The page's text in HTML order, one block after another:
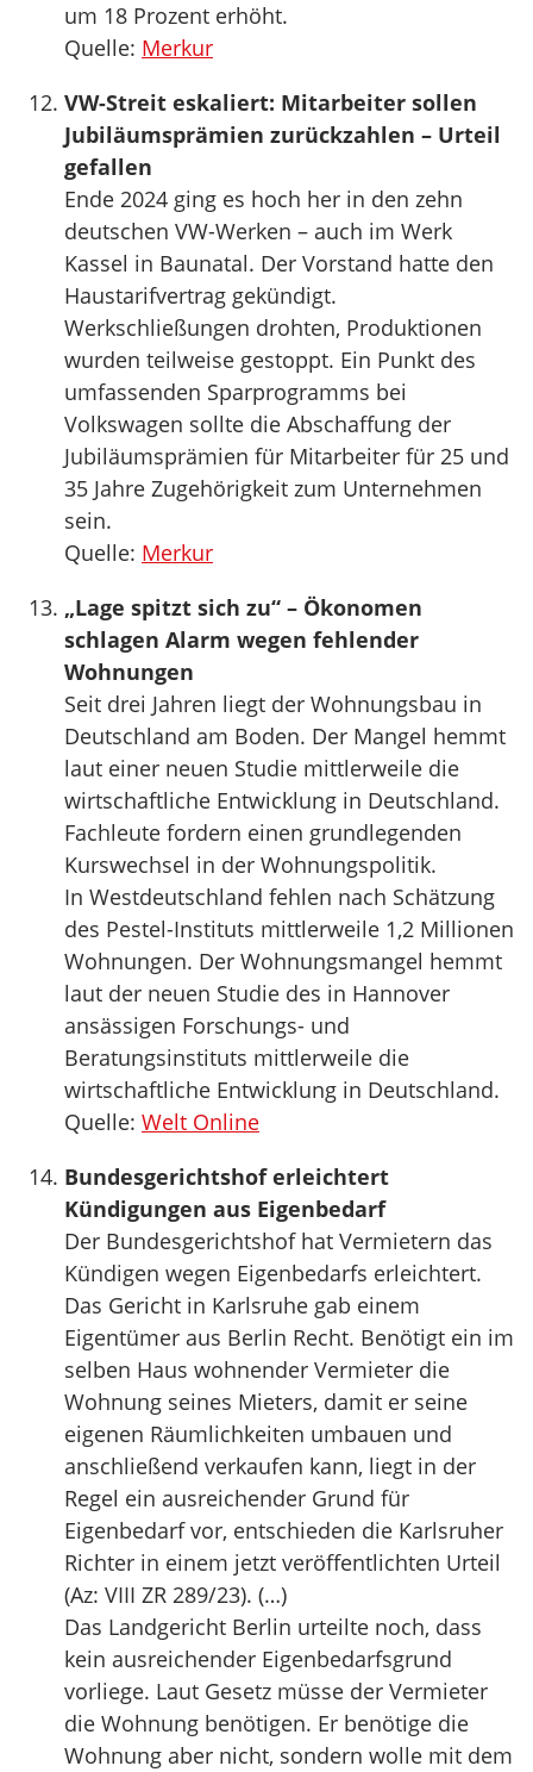
um 18 Prozent erhöht.
Quelle: Merkur
VW-Streit eskaliert: Mitarbeiter sollen
Jubiläumsprämien zurückzahlen – Urteil
gefallen
Ende 2024 ging es hoch her in den zehn
deutschen VW-Werken – auch im Werk
Kassel in Baunatal. Der Vorstand hatte den
Haustarifvertrag gekündigt.
Werkschließungen drohten, Produktionen
wurden teilweise gestoppt. Ein Punkt des
umfassenden Sparprogramms bei
Volkswagen sollte die Abschaffung der
Jubiläumsprämien für Mitarbeiter für 25 und
35 Jahre Zugehörigkeit zum Unternehmen
sein.
Quelle: Merkur
„Lage spitzt sich zu“ – Ökonomen
schlagen Alarm wegen fehlender
Wohnungen
Seit drei Jahren liegt der Wohnungsbau in
Deutschland am Boden. Der Mangel hemmt
laut einer neuen Studie mittlerweile die
wirtschaftliche Entwicklung in Deutschland.
Fachleute fordern einen grundlegenden
Kurswechsel in der Wohnungspolitik.
In Westdeutschland fehlen nach Schätzung
des Pestel-Instituts mittlerweile 1,2 Millionen
Wohnungen. Der Wohnungsmangel hemmt
laut der neuen Studie des in Hannover
ansässigen Forschungs- und
Beratungsinstituts mittlerweile die
wirtschaftliche Entwicklung in Deutschland.
Quelle: Welt Online
Bundesgerichtshof erleichtert
Kündigungen aus Eigenbedarf
Der Bundesgerichtshof hat Vermietern das
Kündigen wegen Eigenbedarfs erleichtert.
Das Gericht in Karlsruhe gab einem
Eigentümer aus Berlin Recht. Benötigt ein im
selben Haus wohnender Vermieter die
Wohnung seines Mieters, damit er seine
eigenen Räumlichkeiten umbauen und
anschließend verkaufen kann, liegt in der
Regel ein ausreichender Grund für
Eigenbedarf vor, entschieden die Karlsruher
Richter in einem jetzt veröffentlichten Urteil
(Az: VIII ZR 289/23). (…)
Das Landgericht Berlin urteilte noch, dass
kein ausreichender Eigenbedarfsgrund
vorliege. Laut Gesetz müsse der Vermieter
die Wohnung benötigen. Er benötige die
Wohnung aber nicht, sondern wolle mit dem